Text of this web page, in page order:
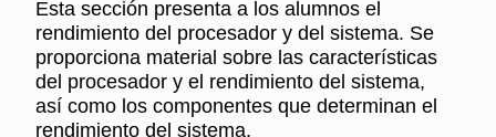
Esta sección presenta a los alumnos el
rendimiento del procesador y del sistema. Se
proporciona material sobre las características
del procesador y el rendimiento del sistema,
así como los componentes que determinan el
rendimiento del sistema.